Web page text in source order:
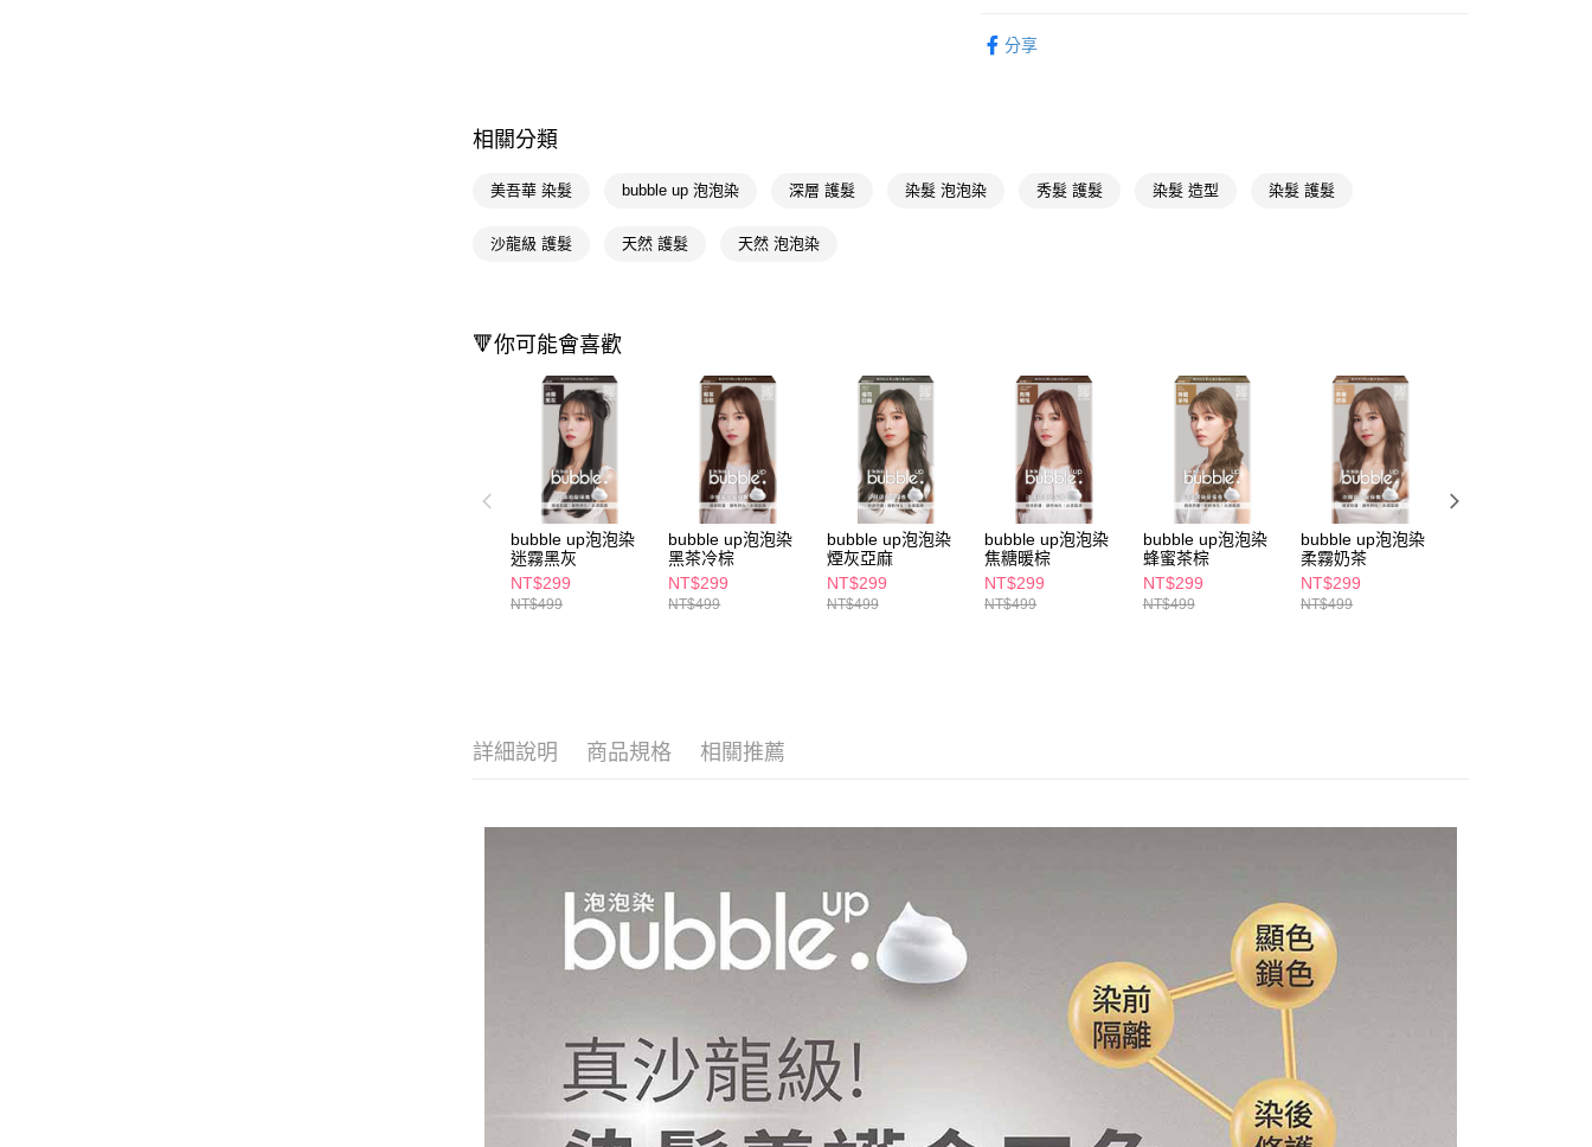
１．於結帳方式選擇「AFTEE先享後付」後，將跳轉至「AFTEE先享後
付」結帳頁面，進行簡訊認證並確認金額後，即可完成結帳。
先享後付繳納相關費用。
※ 交易是否成功請以「AFTEE先享後付 」之結帳頁面顯示為準，若有關於
２．關於個人資料處理事宜，請瀏覽以下網址：
https://aftee.tw/terms/#terms3
３．未成年的使用者請事先徵得法定代理人或監護人之同意方可使用
「AFTEE先享後付」，若未經同意申辦者引起之損失，本公司不負相關責
４．使用「AFTEE先享後付」時，將依據個別帳號之用戶狀況，依本公司
即時審查核予不同之上限額度；若仍有額度不足之情形，本公司將視審查
結果請求用戶進行身份認證。
５．嚴禁一人註冊多個帳號或使用他人資訊註冊。若發現惡意使用之情
形，恩沛科技股份有限公司將有權停止該用戶之使用額度並採取法律行
動。
每筆NT$65，滿NT$390(含以上)免運費
每筆NT$65，滿NT$490(含以上)免運費
付款後7-11取貨
每筆NT$65，滿NT$490(含以上)免運費
宅配(本島)
每筆NT$100，滿NT$790(含以上)免運費
付款後寶雅門市自取(由倉庫統一出貨)
每筆NT$80，滿NT$290(含以上)免運費
分享
相關分類
美吾華 染髮 bubble up 泡泡染 深層 護髮 染髮 泡泡染 秀髮 護髮 染髮 造型 染髮 護髮
沙龍級 護髮 天然 護髮 天然 泡泡染
🔻你可能會喜歡
bubble up泡泡染
迷霧黑灰
NT$299
NT$499
bubble up泡泡染
黑茶冷棕
NT$299
NT$499
bubble up泡泡染
煙灰亞麻
NT$299
NT$499
bubble up泡泡染
焦糖暖棕
NT$299
NT$499
bubble up泡泡染
蜂蜜茶棕
NT$299
NT$499
bubble up泡泡染
柔霧奶茶
NT$299
NT$499
詳細說明 商品規格 相關推薦